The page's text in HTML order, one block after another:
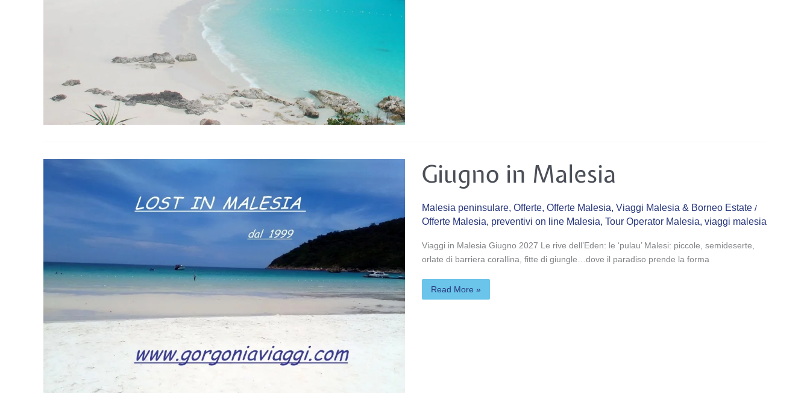
Giugno in Malesia
Malesia peninsulare, Offerte, Offerte Malesia, Viaggi Malesia & Borneo Estate /
Offerte Malesia, preventivi on line Malesia, Tour Operator Malesia, viaggi malesia
Viaggi in Malesia Giugno 2027 Le rive dell’Eden: le ‘pulau’ Malesi: piccole, semideserte,
orlate di barriera corallina, fitte di giungle…dove il paradiso prende la forma
Giugno
in
Malesia
Read More »